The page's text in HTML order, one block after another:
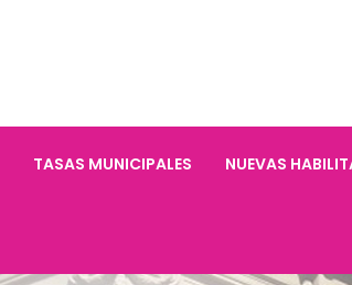
TASAS MUNICIPALES NUEVAS